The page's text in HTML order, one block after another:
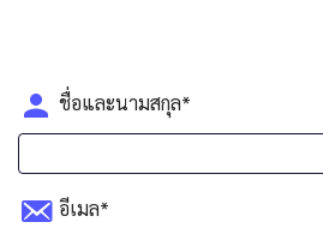
ชื่อและนามสกุล*
อีเมล*